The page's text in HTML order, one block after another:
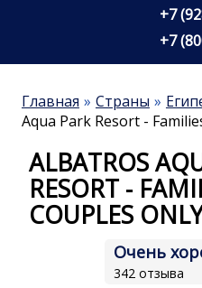
+7
+7
Главная Страны
Aqua Park Resort -
ALBATROS
RESORT -
COUPLES
Очень
342 отзыва